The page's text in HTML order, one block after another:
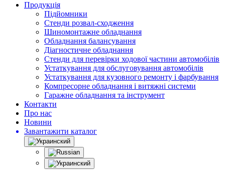
Продукція
Підйомники
Стенди розвал-сходження
Шиномонтажне обладнання
Обладнання балансування
Діагностичне обладнання
Стенди для перевірки ходової частини автомобілів
Устаткування для обслуговування автомобілів
Устаткування для кузовного ремонту і фарбування
Компресорне обладнання і витяжні системи
Гаражне обладнання та інструмент
Контакти
Про нас
Новини
Завантажити каталог